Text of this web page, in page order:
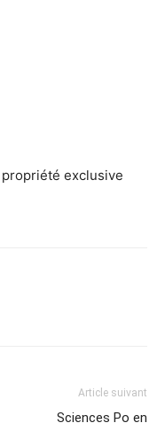
exclusive
Article suivant
Sciences Po en